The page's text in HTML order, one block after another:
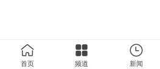
首页 频道 新闻